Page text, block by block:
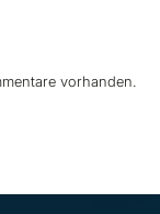
vorhanden.